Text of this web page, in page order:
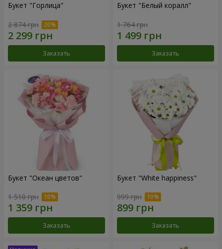
Букет "Горлица"
2 874 грн
Заказать
Букет "Белый коралл"
1 764 грн
Заказать
Букет "Океан цветов"
1 510 грн
Заказать
Букет "White happiness"
999 грн
Заказать